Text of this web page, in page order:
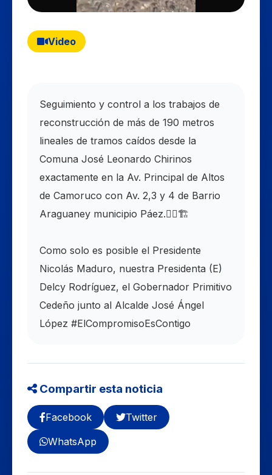
Video
Seguimiento y control a los trabajos de
reconstrucción de más de 190 metros
lineales de tramos caídos desde la
Comuna José Leonardo Chirinos
exactamente en la Av. Principal de Altos
de Camoruco con Av. 2,3 y 4 de Barrio
Araguaney municipio Páez.👷‍♂️🏗️
Como solo es posible el Presidente
Nicolás Maduro, nuestra Presidenta (E)
Delcy Rodríguez, el Gobernador Primitivo
Cedeño junto al Alcalde José Ángel
López #ElCompromisoEsContigo
Compartir esta noticia
Facebook
Twitter
WhatsApp